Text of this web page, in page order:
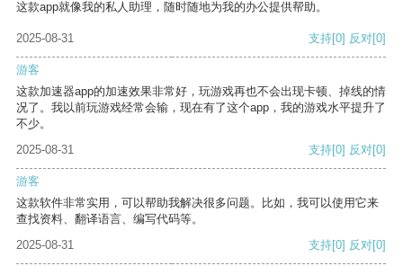
这款app就像我的私人助理，随时随地为我的办公提供帮助。
2025-08-31 支持[0] 反对[0]
游客
这款加速器app的加速效果非常好，玩游戏再也不会出现卡顿、掉线的情
况了。我以前玩游戏经常会输，现在有了这个app，我的游戏水平提升了
不少。
2025-08-31
支持[0] 反对[0]
游客
这款软件非常实用，可以帮助我解决很多问题。比如，我可以使用它来
查找资料、翻译语言、编写代码等。
2025-08-31
支持[0] 反对[0]